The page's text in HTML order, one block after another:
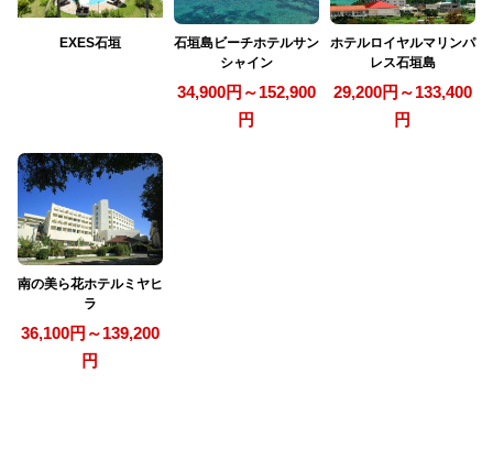
EXES石垣
石垣島ビーチホテルサン
シャイン
34,900円～152,900
円
ホテルロイヤルマリンパ
レス石垣島
29,200円～133,400
円
南の美ら花ホテルミヤヒ
ラ
36,100円～139,200
円